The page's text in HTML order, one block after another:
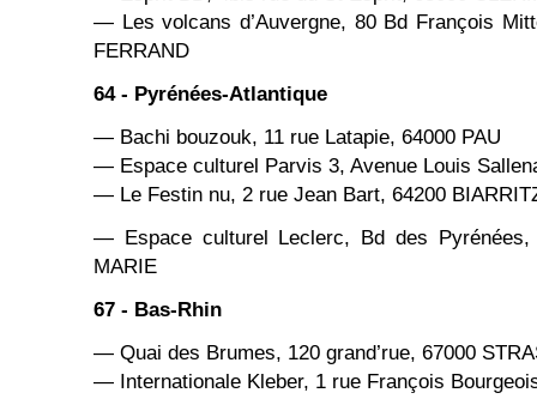
— Les volcans d’Auvergne, 80 Bd François
FERRAND
64 - Pyrénées-Atlantique
— Bachi bouzouk, 11 rue Latapie, 64000 PAU
— Espace culturel Parvis 3, Avenue Louis
— Le Festin nu, 2 rue Jean Bart, 64200
— Espace culturel Leclerc, Bd des Pyrénées,
MARIE
67 - Bas-Rhin
— Quai des Brumes, 120 grand’rue, 67000
— Internationale Kleber, 1 rue François